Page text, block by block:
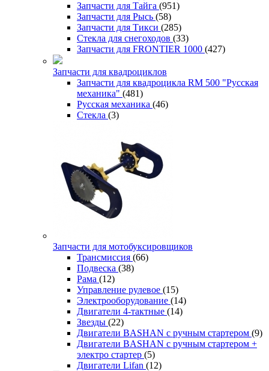
Запчасти для Тайга (951)
Запчасти для Рысь (58)
Запчасти для Тикси (285)
Стекла для снегоходов (33)
Запчасти для FRONTIER 1000 (427)
Запчасти для квадроциклов
Запчасти для квадроцикла RM 500 "Русская
механика" (481)
Русская механика (46)
Стекла (3)
Запчасти для мотобуксировщиков
Трансмиссия (66)
Подвеска (38)
Рама (12)
Управление рулевое (15)
Электрооборудование (14)
Двигатели 4-тактные (14)
Звезды (22)
Двигатели BASHAN с ручным стартером (9)
Двигатели BASHAN с ручным стартером +
электро стартер (5)
Двигатели Lifan (12)